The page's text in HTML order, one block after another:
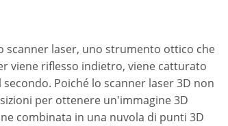
scanner laser, uno strumento ottico che
viene riflesso indietro, viene catturato
Poiché lo scanner laser 3D non
per ottenere un'immagine 3D
combinata in una nuvola di punti 3D